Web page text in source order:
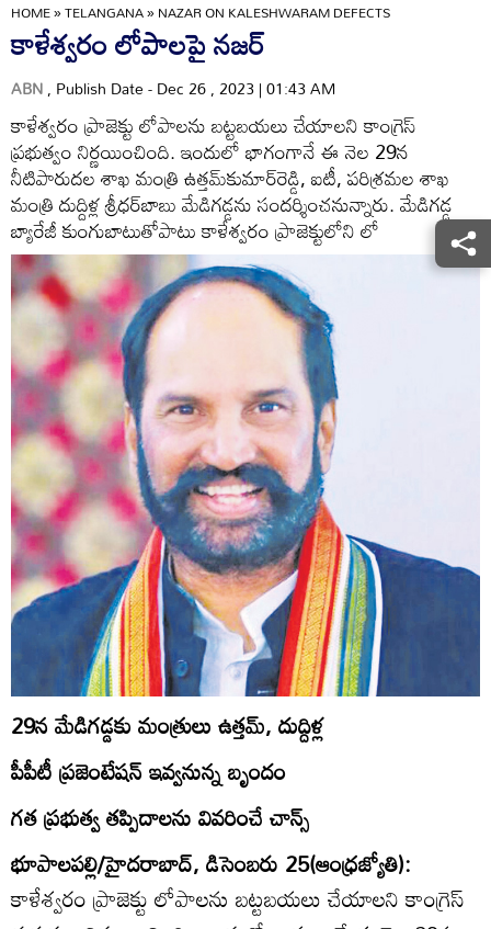
HOME»TELANGANA»NAZAR ON KALESHWARAM DEFECTS
కాళేశ్వరం లోపాలపై నజర్‌
ABN, Publish Date - Dec 26 , 2023 | 01:43 AM
కాళేశ్వరం ప్రాజెక్టు లోపాలను బట్టబయలు చేయాలని కాంగ్రెస్‌
ప్రభుత్వం నిర్ణయించింది. ఇందులో భాగంగానే ఈ నెల 29న
నీటిపారుదల శాఖ మంత్రి ఉత్తమ్‌కుమార్‌రెడ్డి, ఐటీ, పరిశ్రమల శాఖ
మంత్రి దుద్దిళ్ల శ్రీధర్‌బాబు మేడిగడ్డను సందర్శించనున్నారు. మేడిగడ్డ
బ్యారేజీ కుంగుబాటుతోపాటు కాళేశ్వరం ప్రాజెక్టులోని లో
29న మేడిగడ్డకు మంత్రులు ఉత్తమ్‌, దుద్దిళ్ల
పీపీటీ ప్రజెంటేషన్‌ ఇవ్వనున్న బృందం
గత ప్రభుత్వ తప్పిదాలను వివరించే చాన్స్‌
భూపాలపల్లి/హైదరాబాద్‌, డిసెంబరు 25(ఆంధ్రజ్యోతి):
కాళేశ్వరం ప్రాజెక్టు లోపాలను బట్టబయలు చేయాలని కాంగ్రెస్‌